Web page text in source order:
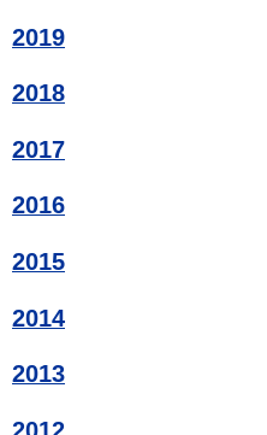
2019
2018
2017
2016
2015
2014
2013